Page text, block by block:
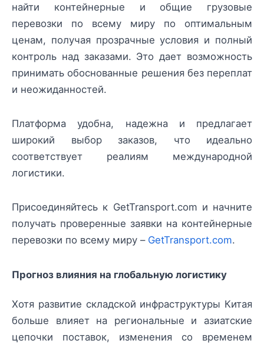
найти контейнерные и общие грузовые
перевозки по всему миру по оптимальным
ценам, получая прозрачные условия и полный
контроль над заказами. Это дает возможность
принимать обоснованные решения без переплат
и неожиданностей.
Платформа удобна, надежна и предлагает
широкий выбор заказов, что идеально
соответствует реалиям международной
логистики.
Присоединяйтесь к GetTransport.com и начните
получать проверенные заявки на контейнерные
перевозки по всему миру – GetTransport.com.
Прогноз влияния на глобальную логистику
Хотя развитие складской инфраструктуры Китая
больше влияет на региональные и азиатские
цепочки поставок, изменения со временем